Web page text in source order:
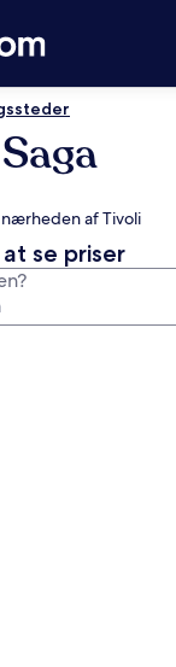
af Tivoli
se priser